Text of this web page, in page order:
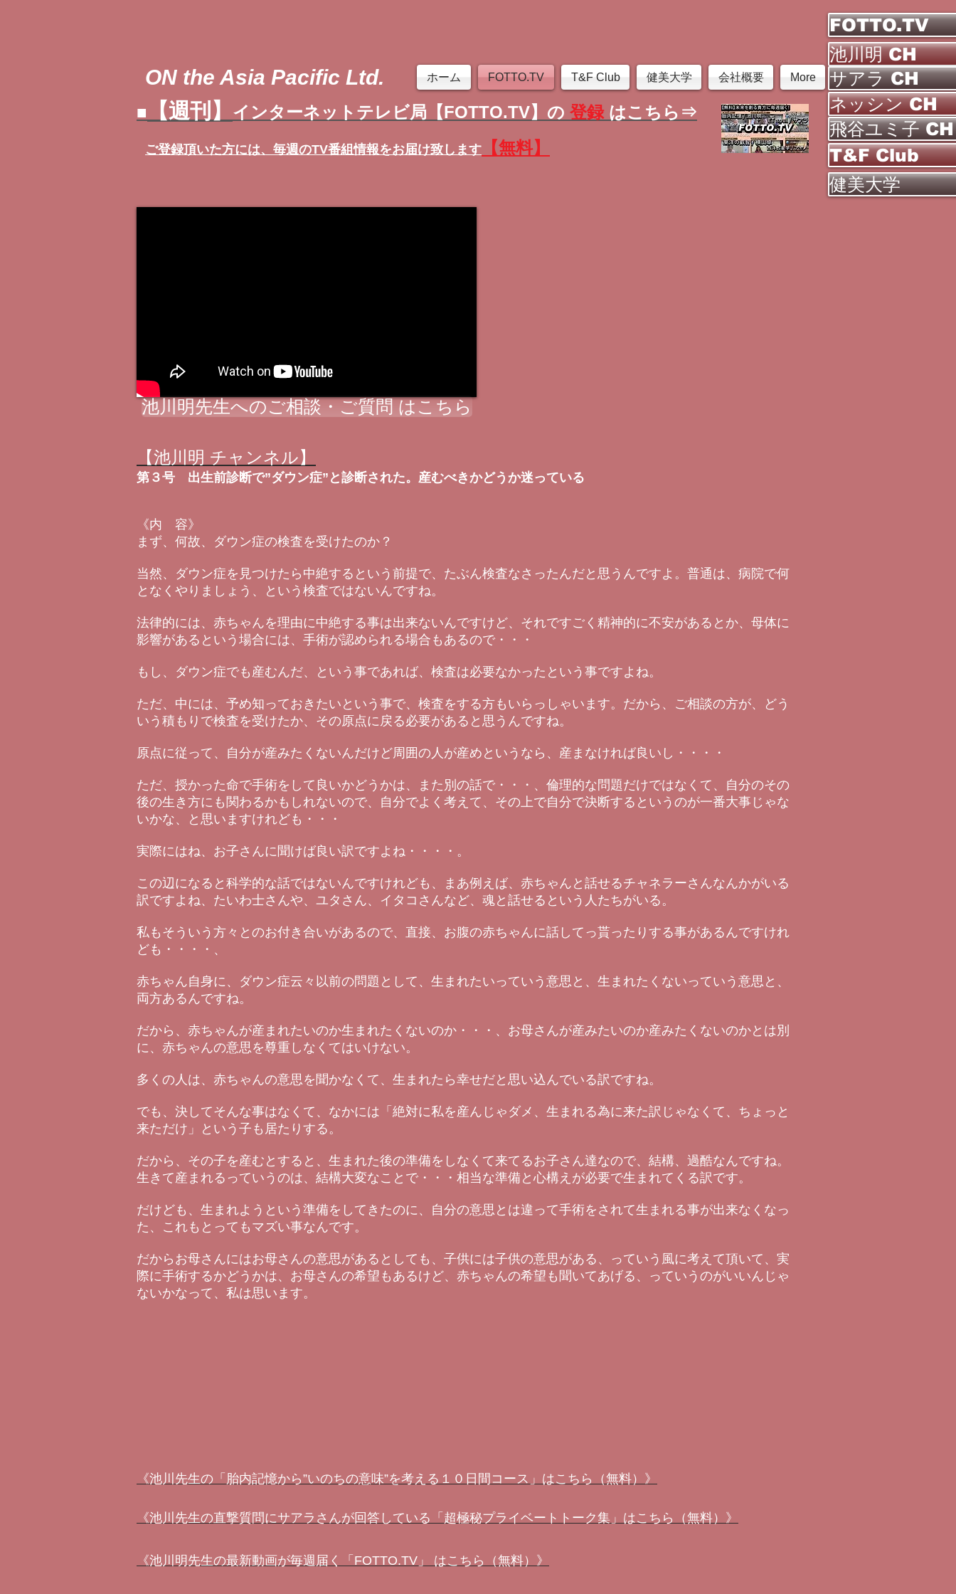
FOTTO.TV
池川明 CH
ON the Asia Pacific Ltd. ホーム FOTTO.TV T&F Club 健美大学 会社概要 More
■ 【週刊】 インターネットテレビ局【FOTTO.TV】の 登録 はこちら⇒
ご登録頂いた方には、 毎週のTV番組情報をお届け致します 【無料】
サアラ CH
ネッシン CH
飛谷ユミ子 CH
T&F Club
健美大学
【池川明 チャンネル】
第３号 出生前診断で”ダウン症”と診断された。産むべきかどうか迷っている
池川明先生へのご相談・ご質問 はこちら
《内 容》
まず、何故、ダウン症の検査を受けたのか？
当然、ダウン症を見つけたら中絶するという前提で、たぶん検査なさったんだと思うんですよ。普通は、病院で何
となくやりましょう、という検査ではないんですね。
法律的には、赤ちゃんを理由に中絶する事は出来ないんですけど、それですごく精神的に不安があるとか、母体に
影響があるという場合には、手術が認められる場合もあるので・・・
もし、ダウン症でも産むんだ、という事であれば、検査は必要なかったという事ですよね。
ただ、中には、予め知っておきたいという事で、検査をする方もいらっしゃいます。だから、ご相談の方が、どう
いう積もりで検査を受けたか、その原点に戻る必要があると思うんですね。
原点に従って、自分が産みたくないんだけど周囲の人が産めというなら、産まなければ良いし・・・・
ただ、授かった命で手術をして良いかどうかは、また別の話で・・・、倫理的な問題だけではなくて、自分のその
後の生き方にも関わるかもしれないので、自分でよく考えて、その上で自分で決断するというのが一番大事じゃな
いかな、と思いますけれども・・・
実際にはね、お子さんに聞けば良い訳ですよね・・・・。
この辺になると科学的な話ではないんですけれども、まあ例えば、赤ちゃんと話せるチャネラーさんなんかがいる
訳ですよね、たいわ士さんや、ユタさん、イタコさんなど、魂と話せるという人たちがいる。
私もそういう方々とのお付き合いがあるので、直接、お腹の赤ちゃんに話してっ貰ったりする事があるんですけれ
ども・・・・、
赤ちゃん自身に、ダウン症云々以前の問題として、生まれたいっていう意思と、生まれたくないっていう意思と、
両方あるんですね。
だから、赤ちゃんが産まれたいのか生まれたくないのか・・・、お母さんが産みたいのか産みたくないのかとは別
に、赤ちゃんの意思を尊重しなくてはいけない。
多くの人は、赤ちゃんの意思を聞かなくて、生まれたら幸せだと思い込んでいる訳ですね。
でも、決してそんな事はなくて、なかには「絶対に私を産んじゃダメ、生まれる為に来た訳じゃなくて、ちょっと
来ただけ」という子も居たりする。
だから、その子を産むとすると、生まれた後の準備をしなくて来てるお子さん達なので、結構、過酷なんですね。
生きて産まれるっていうのは、結構大変なことで・・・相当な準備と心構えが必要で生まれてくる訳です。
だけども、生まれようという準備をしてきたのに、自分の意思とは違って手術をされて生まれる事が出来なくなっ
た、これもとってもマズい事なんです。
だからお母さんにはお母さんの意思があるとしても、子供には子供の意思がある、っていう風に考えて頂いて、実
際に手術するかどうかは、お母さんの希望もあるけど、赤ちゃんの希望も聞いてあげる、っていうのがいいんじゃ
ないかなって、私は思います。
《池川先生の「胎内記憶から”いのちの意味”を考える１０日間コース」はこちら（無料）》
《池川先生の直撃質問にサアラさんが回答している「超極秘プライベートトーク集」はこちら（無料）》
《池川明先生の最新動画が毎週届く「FOTTO.TV」 はこちら（無料）》